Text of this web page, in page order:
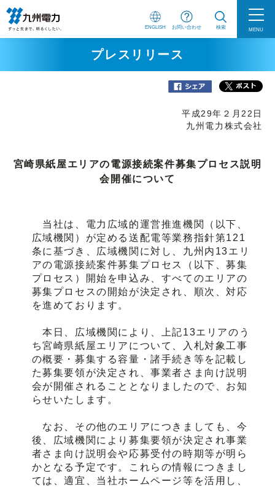
ENGLISH お問い合わせ 検索 MENU
プレスリリース
平成29年２月22日
九州電力株式会社
宮崎県紙屋エリアの電源接続案件募集プロセス説明
会開催について
当社は、電力広域的運営推進機関（以下、
広域機関）が定める送配電等業務指針第121
条に基づき、広域機関に対し、九州内13エリ
アの電源接続案件募集プロセス（以下、募集
プロセス）開始を申込み、すべてのエリアの
募集プロセスの開始が決定され、順次、対応
を進めております。
本日、広域機関により、上記13エリアのう
ち宮崎県紙屋エリアについて、入札対象工事
の概要・募集する容量・諸手続き等を記載し
た募集要領が決定され、事業者さま向け説明
会が開催されることとなりましたので、お知
らせいたします。
なお、その他のエリアにつきましても、今
後、広域機関により募集要領が決定され事業
者さま向け説明会や応募受付の時期等が明ら
かとなる予定です。これらの情報につきまし
ては、適宜、当社ホームページ等を活用し、